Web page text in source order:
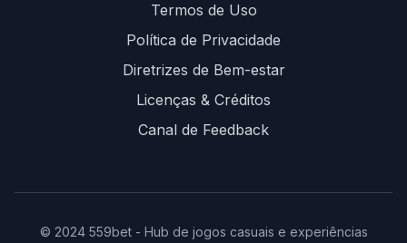
Termos de Uso
Política de Privacidade
Diretrizes de Bem-estar
Licenças & Créditos
Canal de Feedback
© 2024 559bet - Hub de jogos casuais e experiências